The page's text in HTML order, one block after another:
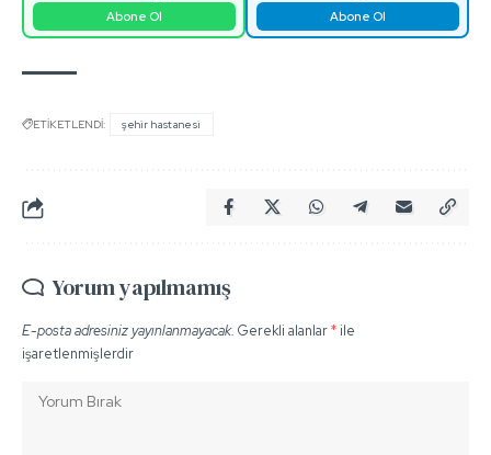
Abone Ol Abone Ol
ETİKETLENDİ: şehir hastanesi
Yorum yapılmamış
E-posta adresiniz yayınlanmayacak. Gerekli alanlar*ile
işaretlenmişlerdir